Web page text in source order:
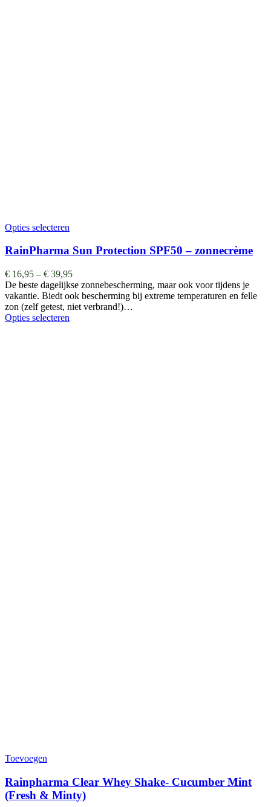
Opties selecteren
RainPharma Sun Protection SPF50 – zonnecrème
€ 16,95 – € 39,95
De beste dagelijkse zonnebescherming, maar ook voor tijdens je
vakantie. Biedt ook bescherming bij extreme temperaturen en felle
zon (zelf getest, niet verbrand!)…
Opties selecteren
Toevoegen
Rainpharma Clear Whey Shake- Cucumber Mint
(Fresh & Minty)